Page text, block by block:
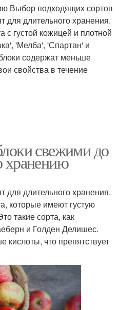
Выбор подходящих сортов
для длительного хранения.
с густой кожицей и плотной
'Мелба', 'Спартан' и
содержат меньше
свойства в течение
свежими до
хранению
для длительного хранения.
которые имеют густую
такие сорта, как
и Голден Делишес.
кислоты, что препятствует